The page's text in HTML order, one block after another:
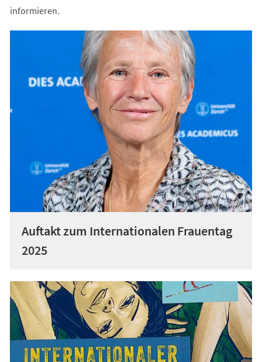
informieren.
Auftakt zum Internationalen Frauentag
2025